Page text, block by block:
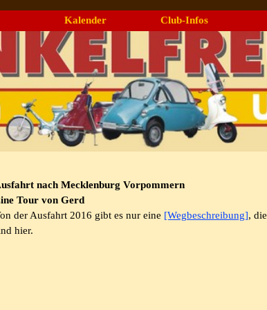
Menü überspringen
▼
Kalender Club-Infos
nach Mecklenburg Vorpommern
Tour von Gerd
der Ausfahrt 2016 gibt es nur eine [Wegbeschreibung], die
hier.